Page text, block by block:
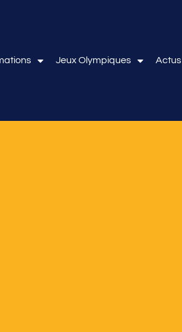
Jeux Olympiques Actus